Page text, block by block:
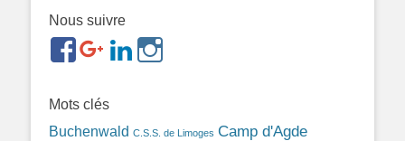
Nous suivre
https://www.facebook.com/groups/
ref=br_rs
https://plus.google.com/b/
https://www.linkedin.com/in/gigi-
bonin-
Mots clés
Buchenwald C.S.S. de Limoges Camp d'Agde